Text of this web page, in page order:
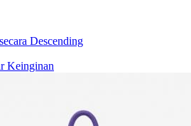
Descending
Keinginan